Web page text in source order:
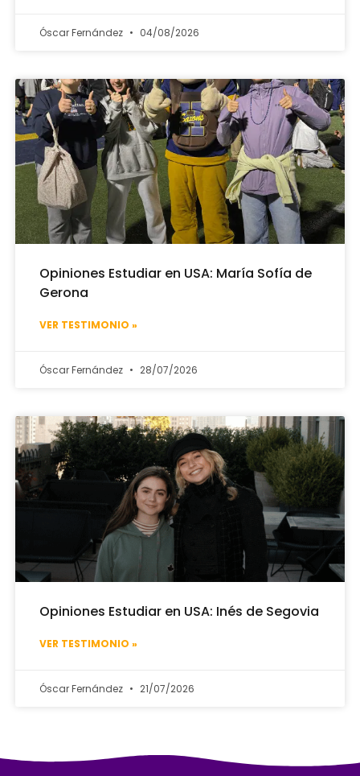
Óscar Fernández 04/08/2026
Opiniones Estudiar en USA: María Sofía de
Gerona
VER TESTIMONIO »
Óscar Fernández 28/07/2026
Opiniones Estudiar en USA: Inés de Segovia
VER TESTIMONIO »
Óscar Fernández 21/07/2026